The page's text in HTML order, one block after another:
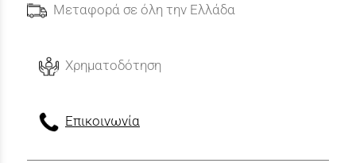
Μεταφορά σε όλη την Ελλάδα
Χρηματοδότηση
Επικοινωνία